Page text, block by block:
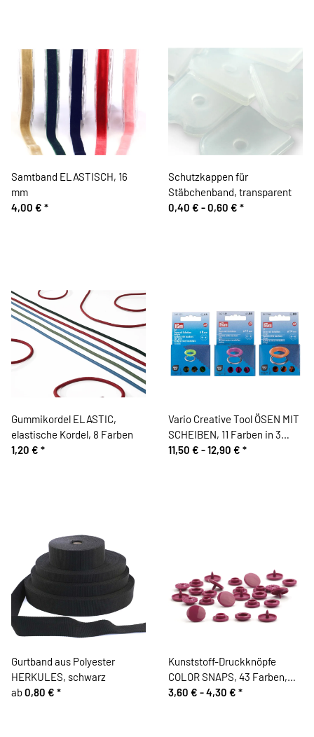
Samtband ELASTISCH, 16
mm
4,00 € *
Schutzkappen für
Stäbchenband, transparent
0,40 € -0,60 € *
Gummikordel ELASTIC,
elastische Kordel, 8 Farben
1,20 € *
Vario Creative Tool ÖSEN MIT
SCHEIBEN, 11 Farben in 3
Größen, Prym
11,50 € -12,90 € *
Gurtband aus Polyester
HERKULES, schwarz
ab0,80 € *
Kunststoff-Druckknöpfe
COLOR SNAPS, 43 Farben,
Prym
3,60 € -4,30 € *